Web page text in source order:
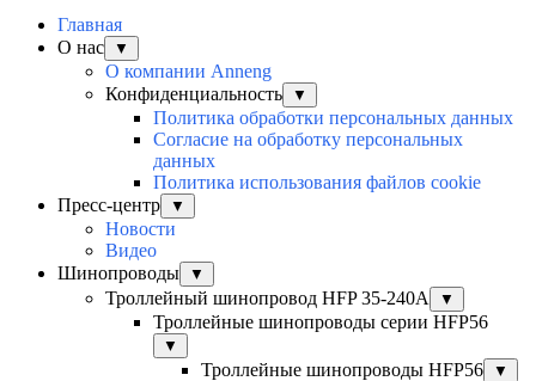
Главная
О нас
▼
О компании Anneng
Конфиденциальность
▼
Политика обработки персональных данных
Согласие на обработку персональных
данных
Политика использования файлов cookie
Пресс-центр
▼
Новости
Видео
Шинопроводы
▼
Троллейный шинопровод HFP 35-240А ▼
Троллейные шинопроводы серии HFP56
▼
Троллейные шинопроводы HFP56 ▼